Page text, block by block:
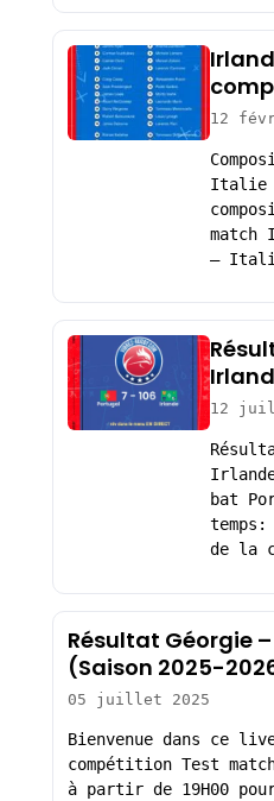
12
Italie
match
–
12
bat
de la
Résultat Géorgie
(Saison 2025-
05 juillet 2025
Bienvenue dans ce
compétition Test
à partir de 19H00